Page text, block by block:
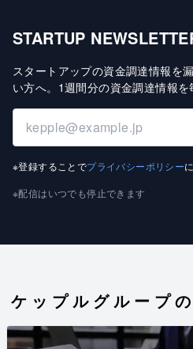
STARTUP
スタートアップの資金調達情報を
い方へ。 1週間分の資金調達情報
※登録することでプライバシーポリシー
※配信はいつでも停止できます
ケップルグループ